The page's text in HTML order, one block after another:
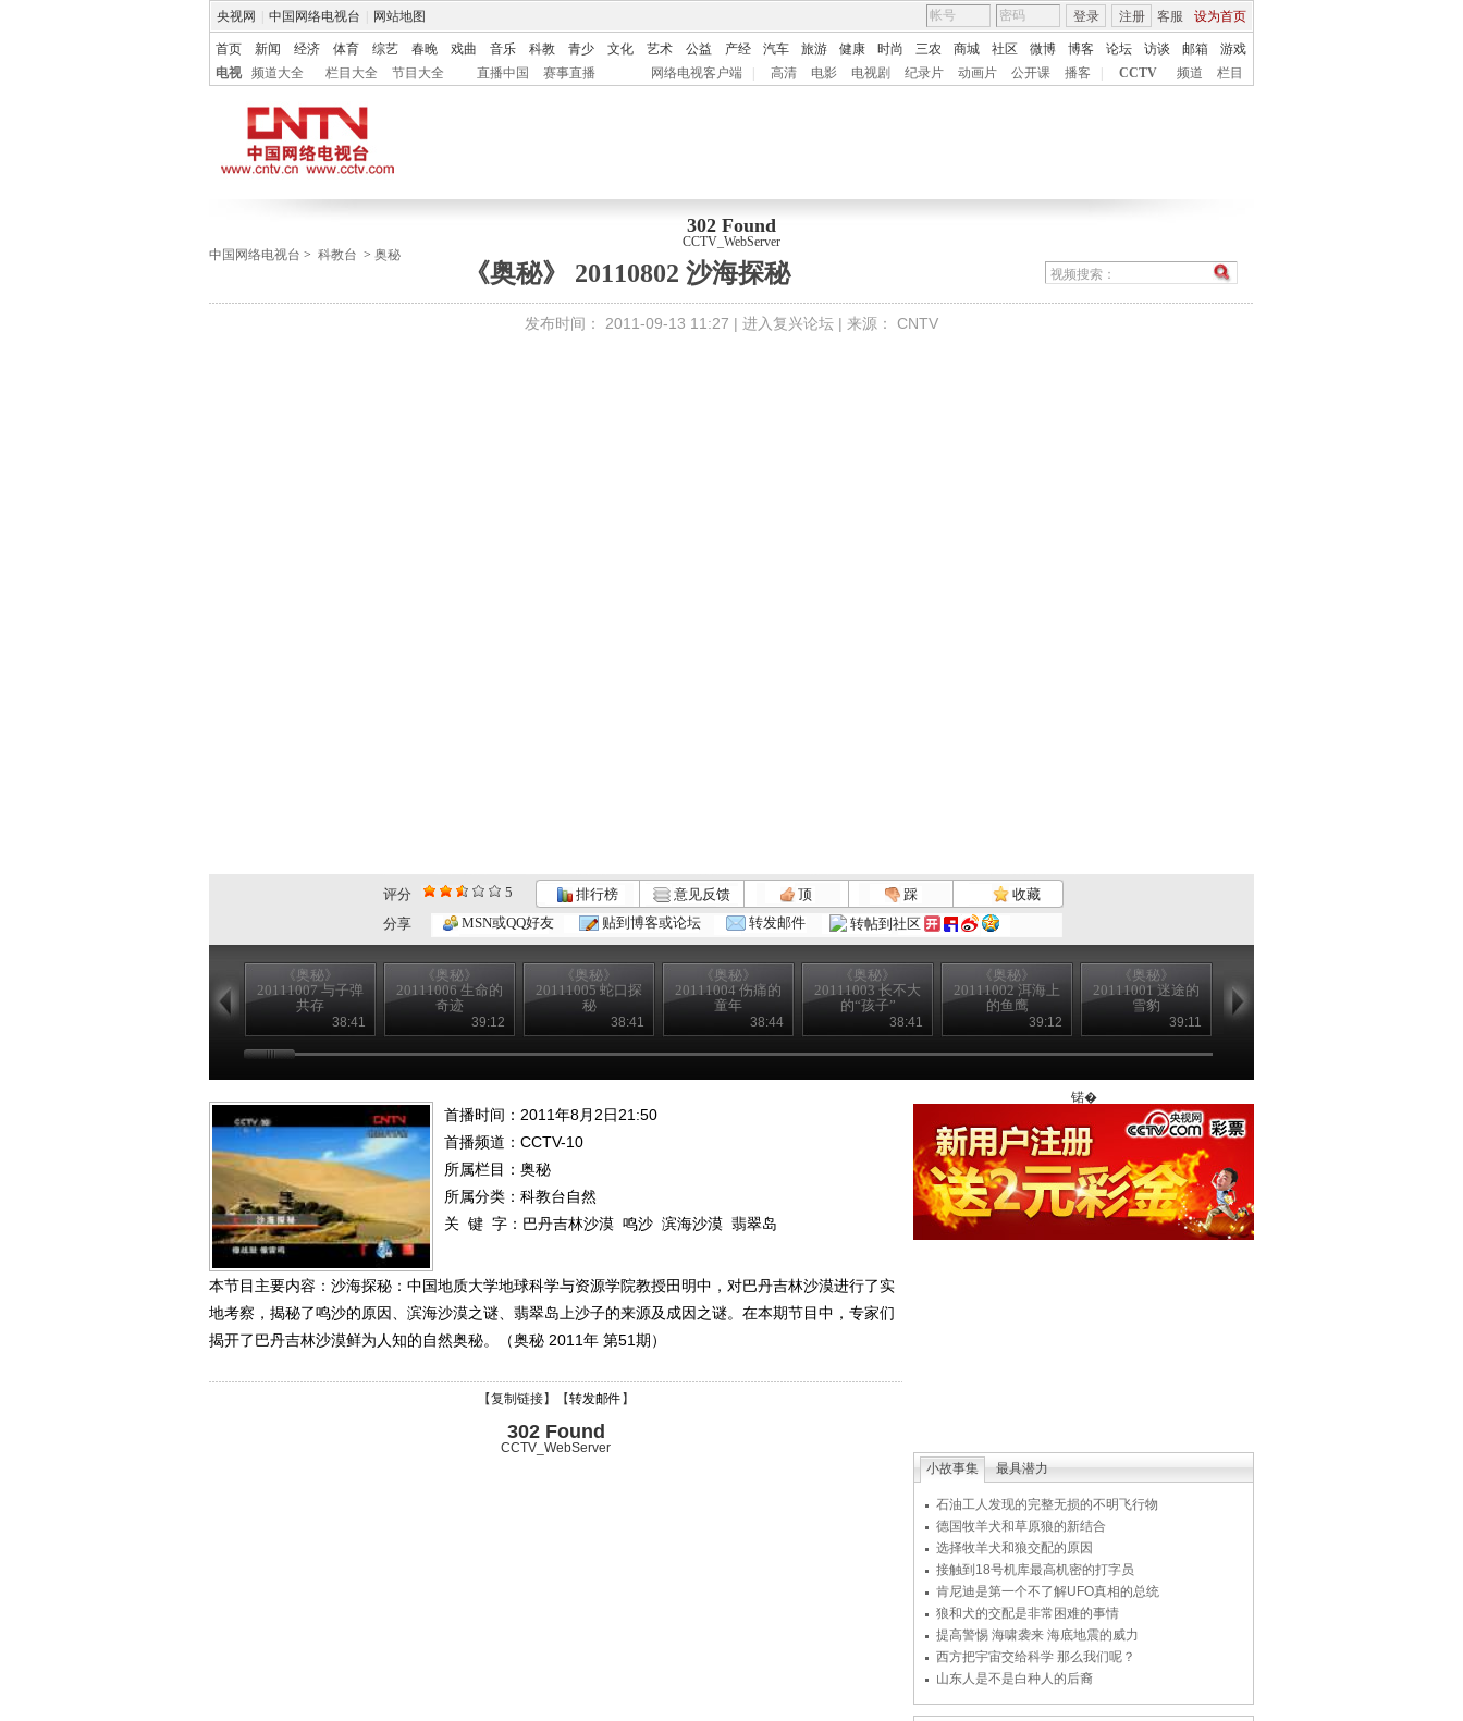
央视网 中国网络电视台 网站地图 客服 设为首页
登录 注册
首页 新闻 经济 体育 综艺 春晚 戏曲 音乐 科教 青少 文化 艺术 公益 产经 汽车 旅游 健康 时尚 三农 商城 社区 微博 博客 论坛 访谈 邮箱
游戏
电视
频道大全 栏目大全 节目大全 直播中国 赛事直播 网络电视客户端 高清 电影 电视剧 纪录片 动画片 公开课 播客 CCTV 频道 栏目
302 Found
CCTV_WebServer
中国网络电视台 > 科教台 > 奥秘
《奥秘》 20110802 沙海探秘
发布时间： 2011-09-13 11:27 | 进入复兴论坛 | 来源： CNTV
评分 5 排行榜 意见反馈 顶 踩
收藏
分享
MSN或QQ好友 贴到博客或论坛 转发邮件 转帖到社区
《奥秘》
20111007 与子弹
共存
38:41
《奥秘》
20111006 生命的
奇迹
39:12
《奥秘》
20111005 蛇口探
秘
38:41
《奥秘》
20111004 伤痛的
童年
38:44
《奥秘》
20111003 长不大
的“孩子”
38:41
《奥秘》
20111002 洱海上
的鱼鹰
39:12
《奥秘》
20111001 迷途的
雪豹
39:11
20110929 无价宝
首播时间：2011年8月2日21:50
首播频道： CCTV-10
所属栏目： 奥秘
所属分类：科教台自然
关 键 字： 巴丹吉林沙漠 鸣沙 滨海沙漠 翡翠岛
本节目主要内容：沙海探秘：中国地质大学地球科学与资源学院教授田明中，对巴丹吉林沙漠进行了实
地考察，揭秘了鸣沙的原因、滨海沙漠之谜、翡翠岛上沙子的来源及成因之谜。在本期节目中，专家们
揭开了巴丹吉林沙漠鲜为人知的自然奥秘。（奥秘 2011年 第51期）
【复制链接】【转发邮件 】
302 Found
CCTV_WebServer
锘�
小故事集 最具潜力
石油工人发现的完整无损的不明飞行物
德国牧羊犬和草原狼的新结合
选择牧羊犬和狼交配的原因
接触到18号机库最高机密的打字员
肯尼迪是第一个不了解UFO真相的总统
狼和犬的交配是非常困难的事情
提高警惕 海啸袭来 海底地震的威力
西方把宇宙交给科学 那么我们呢？
山东人是不是白种人的后裔